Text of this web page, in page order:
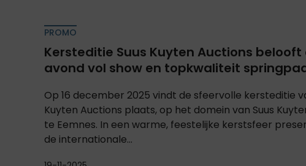
PROMO
Kersteditie Suus Kuyten Auctions belooft
avond vol show en topkwaliteit
Op 16 december 2025 vindt de sfeervolle kersteditie
Kuyten Auctions plaats, op het domein van Suus
te Eemnes. In een warme, feestelijke kerstsfeer
de internationale...